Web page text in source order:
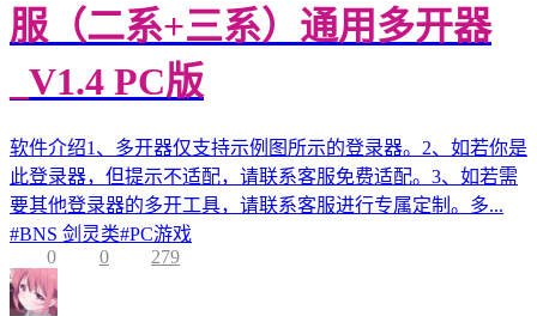
服（二系+三系）通用多开器
_V1.4 PC版
软件介绍1、多开器仅支持示例图所示的登录器。2、如若你是
此登录器，但提示不适配，请联系客服免费适配。3、如若需
要其他登录器的多开工具，请联系客服进行专属定制。多...
#BNS 剑灵类#PC游戏
0
0 279